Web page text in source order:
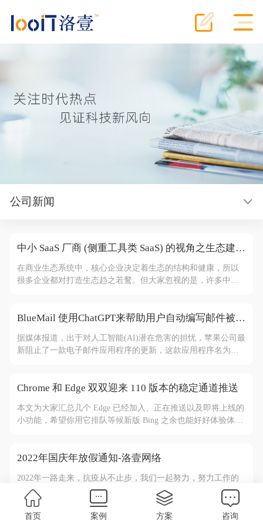
公司新闻
中小 SaaS 厂商 (侧重工具类 SaaS) 的视角之生态建设逻辑
在商业生态系统中，核心企业决定着生态的结构和健康，所以
很多企业都对打造生态趋之若鹜。但大家忽视的是，许多中小
具有非常重要的作用。
BlueMail 使用ChatGPT来帮助用户自动编写邮件被苹果阻止
据媒体报道，出于对人工智能(AI)潜在危害的担忧，苹果公司最
新阻止了一款电子邮件应用程序的更新，这款应用程序名为
Chrome 和 Edge 双双迎来 110 版本的稳定通道推送
本文为大家汇总几个 Edge 已经加入、正在推送以及即将上线的
小功能，希望你用它排队等候新版 Bing 之余也能好好体验体
2022年国庆年放假通知-洛壹网络
2022年一路走来，抗疫从不止步，我们一起努力，努力工作的
人们是最可爱的。即将迎来一年一度的国庆。据国务院相关⽂
件精神，结合公司实际，2022年国庆节放假通知如下：
首页 案例 方案 咨询